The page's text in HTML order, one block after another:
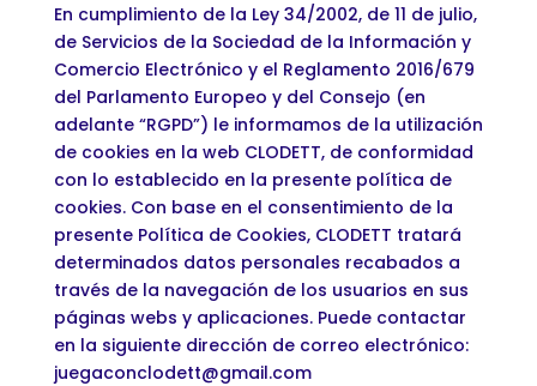
En cumplimiento de la Ley 34/2002, de 11 de julio,
de Servicios de la Sociedad de la Información y
Comercio Electrónico y el Reglamento 2016/679
del Parlamento Europeo y del Consejo (en
adelante “RGPD”) le informamos de la utilización
de cookies en la web CLODETT, de conformidad
con lo establecido en la presente política de
cookies. Con base en el consentimiento de la
presente Política de Cookies, CLODETT tratará
determinados datos personales recabados a
través de la navegación de los usuarios en sus
páginas webs y aplicaciones. Puede contactar
en la siguiente dirección de correo electrónico:
juegaconclodett@gmail.com